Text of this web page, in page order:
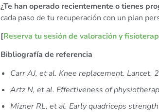
¿Te han operado recientemente o tienes
cada paso de tu recuperación con un plan
[Reserva tu sesión de valoración y
Bibliografía de referencia
Carr AJ, et al. Knee replacement. Lancet.
Artz N, et al. Effectiveness of
Mizner RL, et al. Early quadriceps